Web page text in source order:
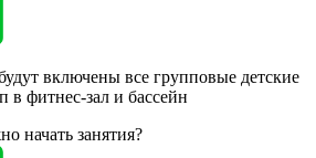
включены все групповые детские
в фитнес-зал и бассейн
начать занятия?